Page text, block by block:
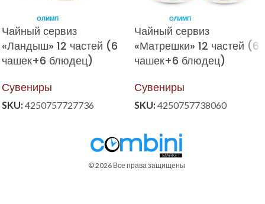
ОЛИМП
Чайный сервиз
«Ландыш» 12 частей (6
чашек+6 блюдец)
Сувениры
SKU: 4250757727736
ОЛИМП
Чайный сервиз
«Матрешки» 12 частей (6
чашек+6 блюдец)
Сувениры
SKU: 4250757738060
© 2026 Все права защищены